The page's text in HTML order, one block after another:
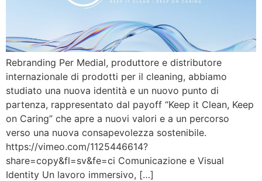
Rebranding Per Medial, produttore e distributore
internazionale di prodotti per il cleaning, abbiamo
studiato una nuova identità e un nuovo punto di
partenza, rappresentato dal payoff “Keep it Clean, Keep
on Caring” che apre a nuovi valori e a un percorso
verso una nuova consapevolezza sostenibile.
https://vimeo.com/1125446614?
share=copy&fl=sv&fe=ci Comunicazione e Visual
Identity Un lavoro immersivo, […]